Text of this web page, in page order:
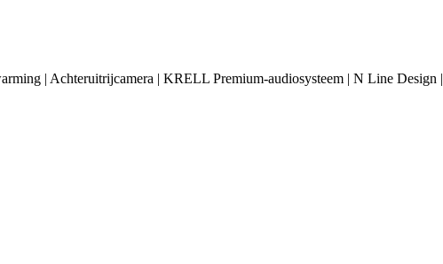
| Achteruitrijcamera | KRELL Premium-audiosysteem | N Line Design |